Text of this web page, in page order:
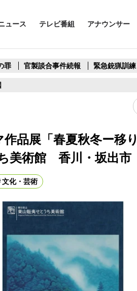
ュース テレビ番組 アナウンサー
罪 官製談合事件続報 緊急銃猟訓練
品展「春夏秋冬ー移
美術館 香川・坂出市
文化・芸術